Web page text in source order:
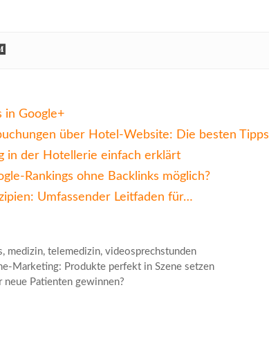
in Google+
über Hotel-Website: Die besten Tipps
in der Hotellerie einfach erklärt
Rankings ohne Backlinks möglich?
Umfassender Leitfaden für…
, medizin,telemedizin,videosprechstunden
Marketing: Produkte perfekt in Szene setzen
Patienten gewinnen?